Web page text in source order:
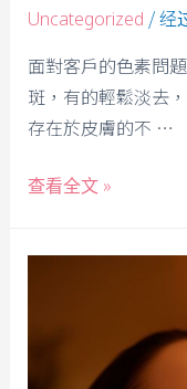
Uncategorized / 经
面對客戶的色素問
斑，有的輕鬆淡去
存在於皮膚的不 …
查看全文 »